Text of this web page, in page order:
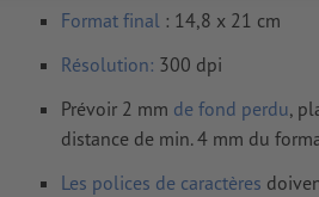
Format final : 14,8 x 21 cm
Résolution: 300 dpi
Prévoir 2 mm de fond perdu,
distance de min. 4 mm du
Les polices de caractères